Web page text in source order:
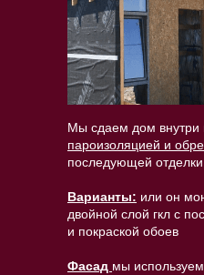
Мы сдаем дом внутри
пароизоляцией и
последующей отделки
Варианты: или он
двойной слой гкл с
и покраской обоев
Фасад мы